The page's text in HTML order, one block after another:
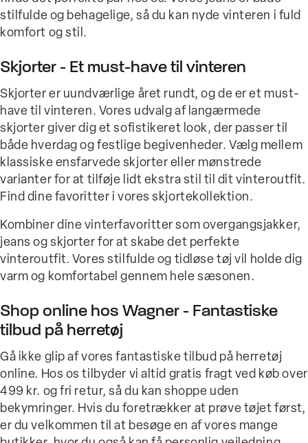
stilfulde og behagelige, så du kan nyde vinteren i fuld
komfort og stil.
Skjorter - Et must-have til vinteren
Skjorter er uundværlige året rundt, og de er et must-
have til vinteren. Vores udvalg af langærmede
skjorter giver dig et sofistikeret look, der passer til
både hverdag og festlige begivenheder. Vælg mellem
klassiske ensfarvede skjorter eller mønstrede
varianter for at tilføje lidt ekstra stil til dit vinteroutfit.
Find dine favoritter i vores skjortekollektion.
Kombiner dine vinterfavoritter som overgangsjakker,
jeans og skjorter for at skabe det perfekte
vinteroutfit. Vores stilfulde og tidløse tøj vil holde dig
varm og komfortabel gennem hele sæsonen.
Shop online hos Wagner - Fantastiske
tilbud på herretøj
Gå ikke glip af vores fantastiske tilbud på herretøj
online. Hos os tilbyder vi altid gratis fragt ved køb over
499 kr. og fri retur, så du kan shoppe uden
bekymringer. Hvis du foretrækker at prøve tøjet først,
er du velkommen til at besøge en af vores mange